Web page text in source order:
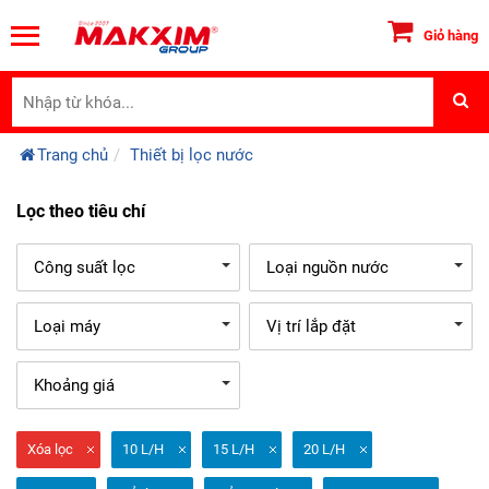
Giỏ hàng
Trang chủ Thiết bị lọc nước
Lọc theo tiêu chí
Công suất lọc Loại nguồn nước
Loại máy Vị trí lắp đặt
Khoảng giá
Xóa lọc 10 L/H 15 L/H 20 L/H